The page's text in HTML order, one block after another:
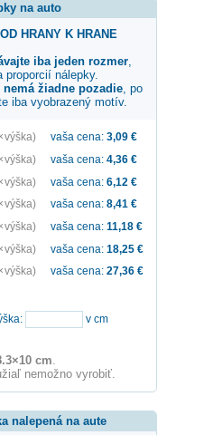
na auto
HRANY K HRANE
iba jeden rozmer,
proporcií nálepky.
nemá žiadne pozadie, po
iba vyobrazený motív.
výška) vaša cena: 3,09 €
výška) vaša cena: 4,36 €
výška) vaša cena: 6,12 €
výška) vaša cena: 8,41 €
výška) vaša cena: 11,18 €
výška) vaša cena: 18,25 €
výška) vaša cena: 27,36 €
v cm
cm
nemožno vyrobiť.
nalepená na aute